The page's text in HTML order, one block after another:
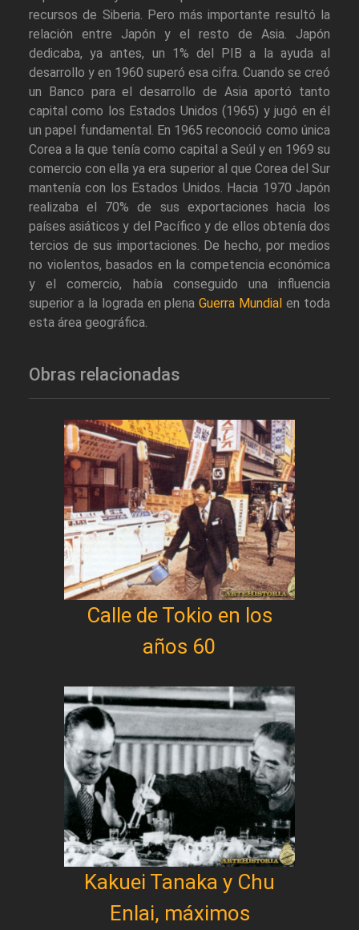
recursos de Siberia. Pero más importante resultó la
relación entre Japón y el resto de Asia. Japón
dedicaba, ya antes, un 1% del PIB a la ayuda al
desarrollo y en 1960 superó esa cifra. Cuando se creó
un Banco para el desarrollo de Asia aportó tanto
capital como los Estados Unidos (1965) y jugó en él
un papel fundamental. En 1965 reconoció como única
Corea a la que tenía como capital a Seúl y en 1969 su
comercio con ella ya era superior al que Corea del Sur
mantenía con los Estados Unidos. Hacia 1970 Japón
realizaba el 70% de sus exportaciones hacia los
países asiáticos y del Pacífico y de ellos obtenía dos
tercios de sus importaciones. De hecho, por medios
no violentos, basados en la competencia económica
y el comercio, había conseguido una influencia
superior a la lograda en plenaGuerra Mundial en toda
esta área geográfica.
Obras relacionadas
Calle de Tokio en los
años 60
Kakuei Tanaka y Chu
Enlai, máximos